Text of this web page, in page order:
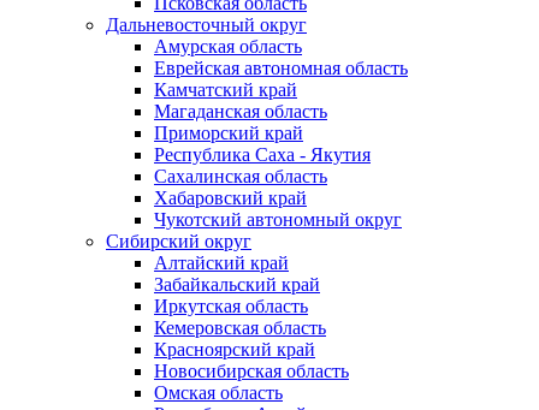
Дальневосточный округ
Амурская область
Еврейская автономная область
Камчатский край
Магаданская область
Приморский край
Республика Саха - Якутия
Сахалинская область
Хабаровский край
Чукотский автономный округ
Сибирский округ
Алтайский край
Забайкальский край
Иркутская область
Кемеровская область
Красноярский край
Новосибирская область
Омская область